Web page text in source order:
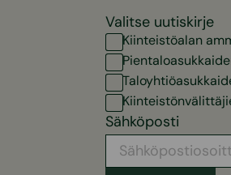
Valitse uutiskirje
Kiinteistöalan
Sähköposti